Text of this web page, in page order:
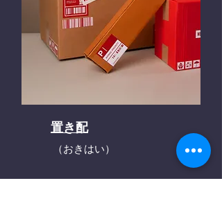
置き配
（おきはい）